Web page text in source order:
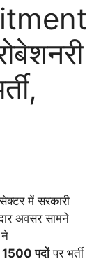
में सरकारी
अवसर सामने
ने
1500 पदोंपर भर्ती